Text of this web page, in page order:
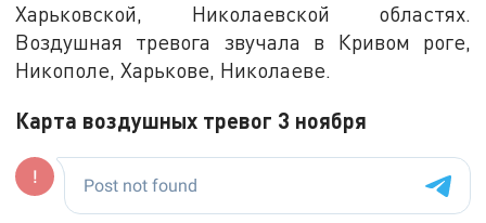
Харьковской, Николаевской областях.
Воздушная тревога звучала в Кривом роге,
Никополе, Харькове, Николаеве.
Карта воздушных тревог 3 ноября